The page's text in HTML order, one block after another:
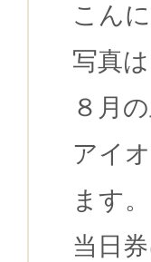
こん
写真
８月
アイ
ます。
当日